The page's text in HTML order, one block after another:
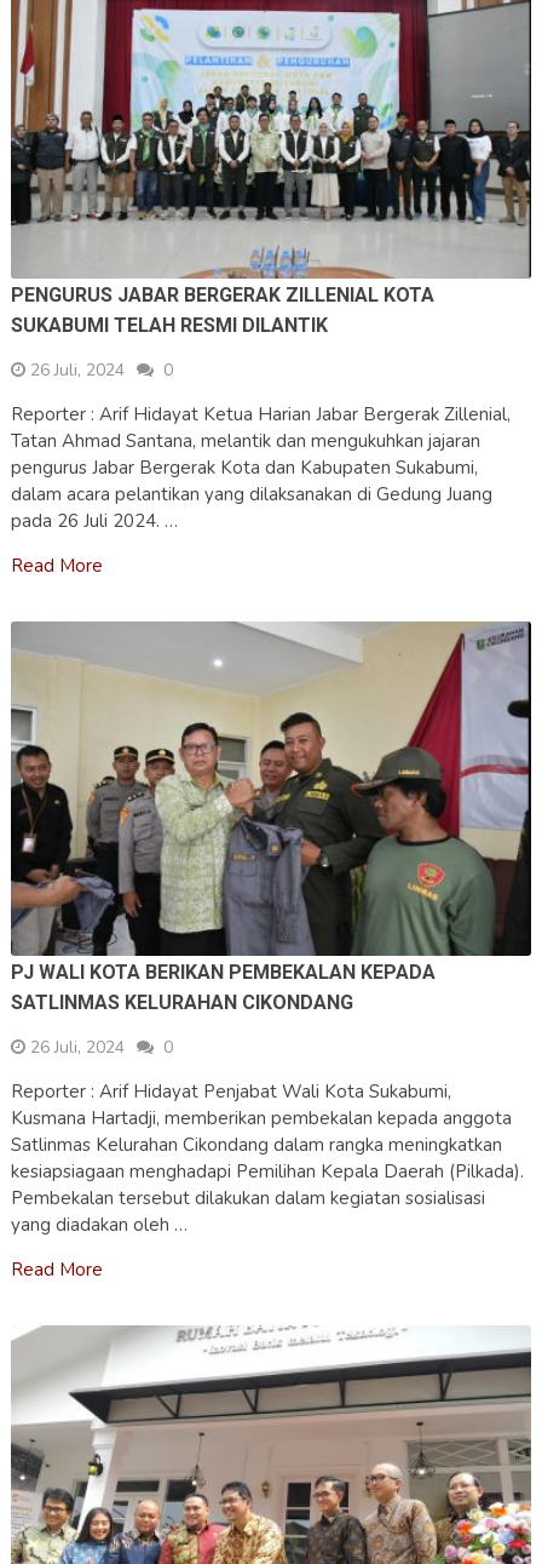
PENGURUS JABAR BERGERAK ZILLENIAL KOTA
SUKABUMI TELAH RESMI DILANTIK
26 Juli, 2024
0
Reporter : Arif Hidayat Ketua Harian Jabar Bergerak Zillenial,
Tatan Ahmad Santana, melantik dan mengukuhkan jajaran
pengurus Jabar Bergerak Kota dan Kabupaten Sukabumi,
dalam acara pelantikan yang dilaksanakan di Gedung Juang
pada 26 Juli 2024. …
Read More
PJ WALI KOTA BERIKAN PEMBEKALAN KEPADA
SATLINMAS KELURAHAN CIKONDANG
26 Juli, 2024
0
Reporter : Arif Hidayat Penjabat Wali Kota Sukabumi,
Kusmana Hartadji, memberikan pembekalan kepada anggota
Satlinmas Kelurahan Cikondang dalam rangka meningkatkan
kesiapsiagaan menghadapi Pemilihan Kepala Daerah (Pilkada).
Pembekalan tersebut dilakukan dalam kegiatan sosialisasi
yang diadakan oleh …
Read More